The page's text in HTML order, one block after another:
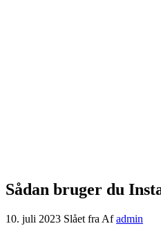
Sådan bruger du
10. juli 2023 Slået fra Af admin